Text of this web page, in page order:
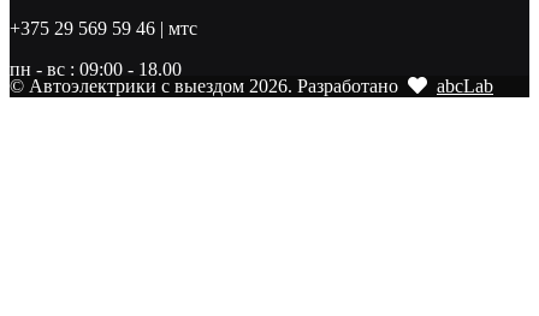
+375 29 569 59 46 | мтс
пн - вс : 09:00 - 18.00
© Автоэлектрики с выездом 2026. Разработано
abcLab